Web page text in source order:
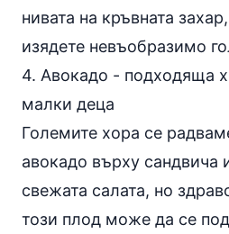
нивата на кръвната
изядете невъобразимо
4. Авокадо - подходяща
малки деца
Големите хора се
авокадо върху сандвича
свежата салата, но
този плод може да се